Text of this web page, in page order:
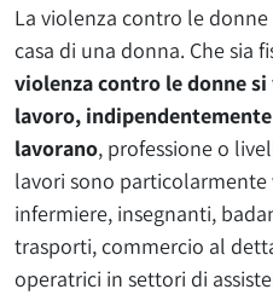
La violenza contro le
casa di una donna. Che sia
violenza contro le donne
lavoro,
lavorano, professione o
lavori sono
infermiere, insegnanti,
trasporti, commercio al
operatrici in settori di